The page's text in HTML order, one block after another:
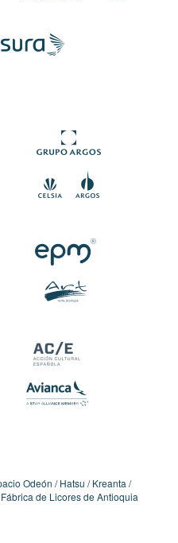
Odeón Hatsu
Kreanta
Fábrica de Licores de Antioquia